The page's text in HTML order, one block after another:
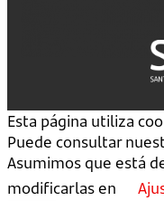
Esta página utiliza
Puede consultar
Asumimos que está
modificarlas en